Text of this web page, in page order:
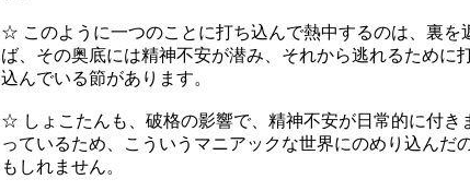
☆ このように一つのことに打ち込んで熱中するのは、裏を
ば、その奥底には精神不安が潜み、それから逃れるために
込んでいる節があります。
☆ しょこたんも、破格の影響で、精神不安が日常的に付き
っているため、こういうマニアックな世界にのめり込んだ
もしれません。